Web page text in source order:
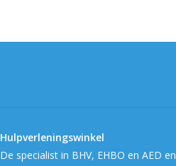
Hulpverleningswinkel
De specialist in BHV, EHBO en AED en